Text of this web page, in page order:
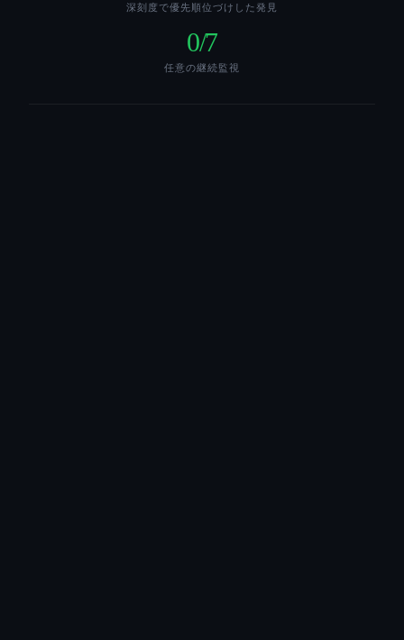
深刻度で優先順位づけした発見
0/7
任意の継続監視